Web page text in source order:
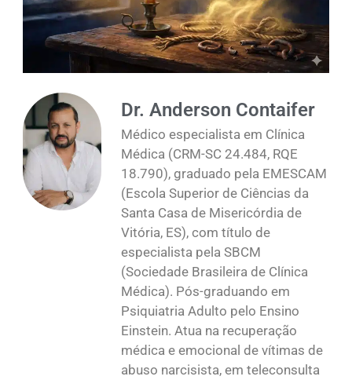
Dr. Anderson Contaifer
Médico especialista em Clínica
Médica (CRM-SC 24.484, RQE
18.790), graduado pela EMESCAM
(Escola Superior de Ciências da
Santa Casa de Misericórdia de
Vitória, ES), com título de
especialista pela SBCM
(Sociedade Brasileira de Clínica
Médica). Pós-graduando em
Psiquiatria Adulto pelo Ensino
Einstein. Atua na recuperação
médica e emocional de vítimas de
abuso narcisista, em teleconsulta